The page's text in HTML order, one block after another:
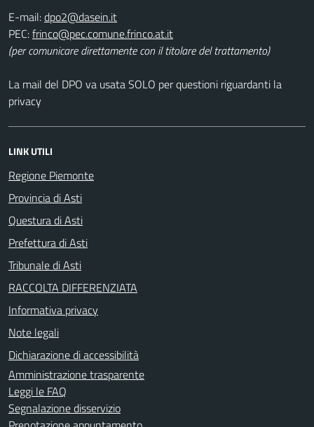
E-mail:
PEC:
(per comunicare direttamente con il titolare del trattamento)
La mail del DPO va usata SOLO per questioni riguardanti la
privacy
LINK UTILI
Regione Piemonte
Provincia di Asti
Questura di Asti
Prefettura di Asti
Tribunale di Asti
RACCOLTA DIFFERENZIATA
Informativa privacy
Note legali
Dichiarazione di accessibilità
Amministrazione trasparente
Leggi le FAQ
Segnalazione disservizio